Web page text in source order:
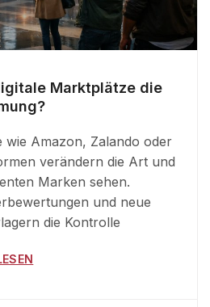
Marktplätze die
wie Amazon, Zalando oder
verändern die Art und
Marken sehen.
und neue
die Kontrolle